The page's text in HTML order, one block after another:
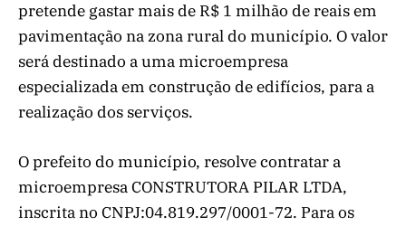
pretende gastar mais de R$ 1 milhão de reais em
pavimentação na zona rural do município. O valor
será destinado a uma microempresa
especializada em construção de edifícios, para a
realização dos serviços.
O prefeito do município, resolve contratar a
microempresa CONSTRUTORA PILAR LTDA,
inscrita no CNPJ:04.819.297/0001-72. Para os